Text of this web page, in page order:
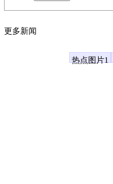
更多新闻
热点图片1